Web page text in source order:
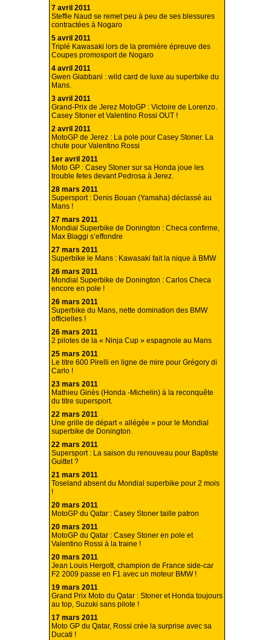
7 avril 2011
Steffie Naud se remet peu à peu de ses blessures
contractées à Nogaro
5 avril 2011
Triplé Kawasaki lors de la première épreuve des
Coupes promosport de Nogaro
4 avril 2011
Gwen Giabbani : wild card de luxe au superbike du
Mans.
3 avril 2011
Grand-Prix de Jerez MotoGP : Victoire de Lorenzo.
Casey Stoner et Valentino Rossi OUT !
2 avril 2011
MotoGP de Jerez : La pole pour Casey Stoner. La
chute pour Valentino Rossi
1er avril 2011
Moto GP : Casey Stoner sur sa Honda joue les
trouble fetes devant Pedrosa à Jerez.
28 mars 2011
Supersport : Denis Bouan (Yamaha) déclassé au
Mans !
27 mars 2011
Mondial Superbike de Donington : Checa confirme,
Max Biaggi s’effondre
27 mars 2011
Superbike le Mans : Kawasaki fait la nique à BMW
26 mars 2011
Mondial Superbike de Donington : Carlos Checa
encore en pole !
26 mars 2011
Superbike du Mans, nette domination des BMW
officielles !
26 mars 2011
2 pilotes de la « Ninja Cup » espagnole au Mans
25 mars 2011
Le titre 600 Pirelli en ligne de mire pour Grégory di
Carlo !
23 mars 2011
Mathieu Ginès (Honda -Michelin) à la reconquête
du titre supersport.
22 mars 2011
Une grille de départ « allégée » pour le Mondial
superbike de Donington.
22 mars 2011
Supersport : La saison du renouveau pour Baptiste
Guittet ?
21 mars 2011
Toseland absent du Mondial superbike pour 2 mois
!
20 mars 2011
MotoGP du Qatar : Casey Stoner taille patron
20 mars 2011
MotoGP du Qatar : Casey Stoner en pole et
Valentino Rossi à la traine !
20 mars 2011
Jean Louis Hergott, champion de France side-car
F2 2009 passe en F1 avec un moteur BMW !
19 mars 2011
Grand Prix Moto du Qatar : Stoner et Honda toujours
au top, Suzuki sans pilote !
17 mars 2011
Moto GP du Qatar, Rossi crée la surprise avec sa
Ducati !